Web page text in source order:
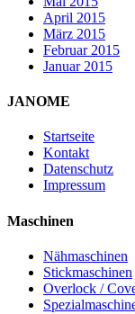
April 2015
März 2015
Februar 2015
Januar 2015
JANOME
Startseite
Kontakt
Datenschutz
Impressum
Maschinen
Nähmaschinen
Stickmaschinen
Overlock /